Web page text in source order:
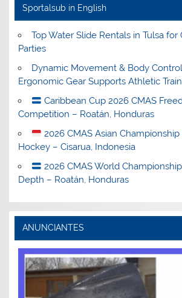
Sportalsub in English
Top Water Slide Rentals in Tulsa
Parties
Dynamic Movement & Body
Ergonomic Gear Supports Athletic
Caribbean Cup 2026 CMAS
Competition – Roatán, Honduras
2026 CMAS Asian
Hockey – Cisarua, Indonesia
2026 CMAS World
Depth – Roatán, Honduras
ANUNCIANTES